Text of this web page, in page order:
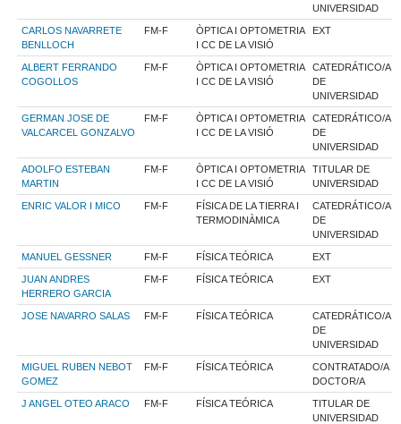
UNIVERSIDAD
CARLOS NAVARRETE
BENLLOCH
FM-F
ÒPTICA I OPTOMETRIA
I CC DE LA VISIÓ
EXT
ALBERT FERRANDO
COGOLLOS
FM-F
ÒPTICA I OPTOMETRIA
I CC DE LA VISIÓ
CATEDRÁTICO/A
DE
UNIVERSIDAD
GERMAN JOSE DE
VALCARCEL GONZALVO
FM-F
ÒPTICA I OPTOMETRIA
I CC DE LA VISIÓ
CATEDRÁTICO/A
DE
UNIVERSIDAD
ADOLFO ESTEBAN
MARTIN
FM-F
ÒPTICA I OPTOMETRIA
I CC DE LA VISIÓ
TITULAR DE
UNIVERSIDAD
ENRIC VALOR I MICO FM-F
FÍSICA DE LA TIERRA I
TERMODINÀMICA
CATEDRÁTICO/A
DE
UNIVERSIDAD
MANUEL GESSNER FM-F FÍSICA TEÓRICA EXT
JUAN ANDRES
HERRERO GARCIA
FM-F FÍSICA TEÓRICA EXT
JOSE NAVARRO SALAS FM-F FÍSICA TEÓRICA
CATEDRÁTICO/A
DE
UNIVERSIDAD
MIGUEL RUBEN NEBOT
GOMEZ
FM-F FÍSICA TEÓRICA
CONTRATADO/A
DOCTOR/A
J ANGEL OTEO ARACO FM-F FÍSICA TEÓRICA
TITULAR DE
UNIVERSIDAD